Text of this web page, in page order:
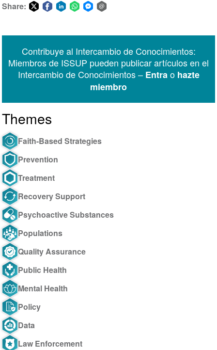
Share:
Messenger
Contribuye al Intercambio de Conocimientos:
Miembros de ISSUP pueden publicar artículos en el
Intercambio de Conocimientos – Entrao hazte
miembro
Themes
Faith-Based Strategies
Prevention
Treatment
Recovery Support
Psychoactive Substances
Populations
Quality Assurance
Public Health
Mental Health
Policy
Data
Law Enforcement